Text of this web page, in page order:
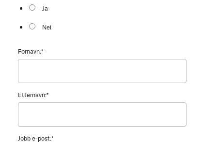
Ja
Nei
Fornavn:*
Etternavn:*
Jobb e-post:*